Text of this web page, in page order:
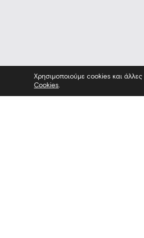
Χρησιμοποιούμε cookies και
Cookies.